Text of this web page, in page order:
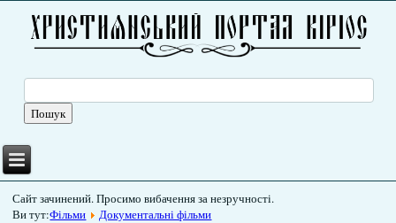
Сайт зачинений. Просимо вибачення за незручності.
Ви тут:Фільми Документальні фільми